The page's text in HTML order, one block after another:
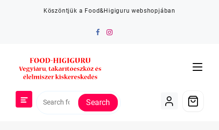
Köszöntjük a Food&Higiguru webshopjában
Search